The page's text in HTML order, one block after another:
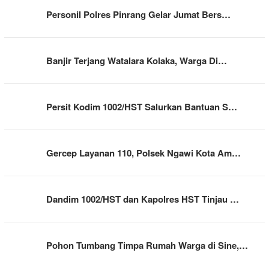
Personil Polres Pinrang Gelar Jumat Bers…
Banjir Terjang Watalara Kolaka, Warga Di…
Persit Kodim 1002/HST Salurkan Bantuan S…
Gercep Layanan 110, Polsek Ngawi Kota Am…
Dandim 1002/HST dan Kapolres HST Tinjau …
Pohon Tumbang Timpa Rumah Warga di Sine,…